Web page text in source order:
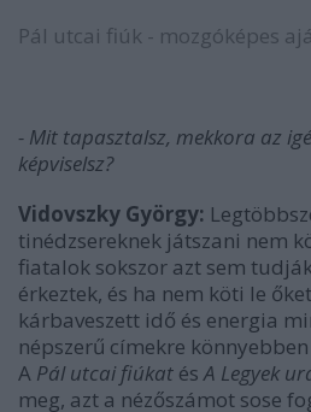
Pál utcai fiúk - mozgóképes
- Mit tapasztalsz, mekkora az
képviselsz?
Vidovszky György:
tinédzsereknek játszani nem
fiatalok sokszor azt sem
érkeztek, és ha nem köti le
kárbaveszett idő és energia
népszerű címekre
A Pál utcai fiúkat ésA Legyek
meg, azt a nézőszámot sose